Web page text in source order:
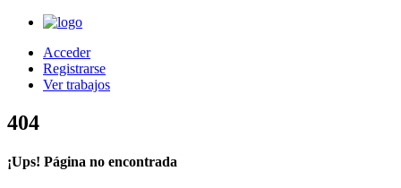
Acceder
Registrarse
Ver trabajos
404
¡Ups! Página no encontrada